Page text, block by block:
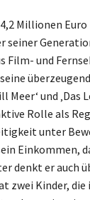
Millionen
Film- und
Meer‘ und ‚Das
Rolle als
unter
Einkommen,
denkt er auch
zwei Kinder,